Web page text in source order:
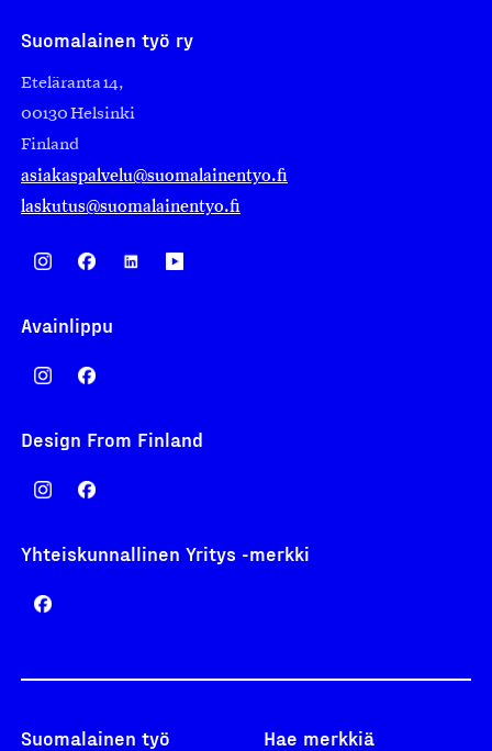
Suomalainen työ ry
Eteläranta 14,
00130 Helsinki
Finland
asiakaspalvelu@suomalainentyo.fi
laskutus@suomalainentyo.fi
Avainlippu
Design From Finland
Yhteiskunnallinen Yritys -merkki
Suomalainen työ Hae merkkiä